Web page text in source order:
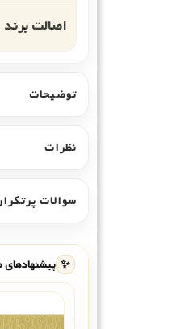
اصالت برند
توضیحات
نظرات
سوالات
✨ پیشنهادهای